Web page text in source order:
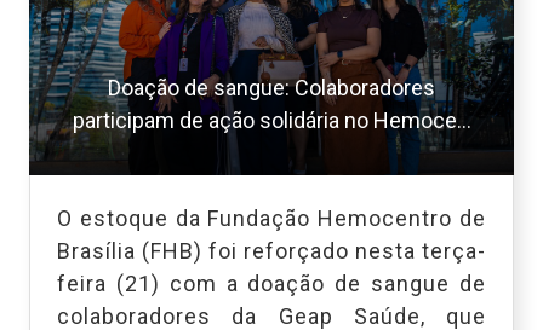
Doação de sangue: Colaboradores
participam de ação solidária no Hemoce...
O estoque da Fundação Hemocentro de
Brasília (FHB) foi reforçado nesta terça-
feira (21) com a doação de sangue de
colaboradores da Geap Saúde, que